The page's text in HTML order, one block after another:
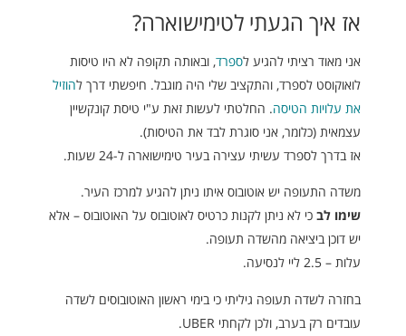
אז איך הגעתי לטימישוארה?
אני מאוד רציתי להגיע לספרד, ובאותה תקופה לא היו טיסות
לואוקוסט לספרד, והתקציב שלי היה מוגבל. חיפשתי דרך להוזיל
את עלויות הטיסה. החלטתי לעשות זאת ע"י טיסת קונקשיין
עצמאית (כלומר, אני סוגרת לבד את הטיסות).
אז בדרך לספרד עשיתי עצירה בעיר טימישוארה ל-24 שעות.
משדה התעופה יש אוטובוס איתו ניתן להגיע למרכז העיר.
שימו לב כי לא ניתן לקנות כרטיס לאוטובוס על האוטובוס – אלא
יש דוכן ביציאה מהשדה תעופה.
עלות – 2.5 ליי לנסיעה.
בחזרה לשדה תעופה גיליתי כי בימי ראשון האוטובוסים לשדה
עובדים רק בערב, ולכן לקחתי UBER.